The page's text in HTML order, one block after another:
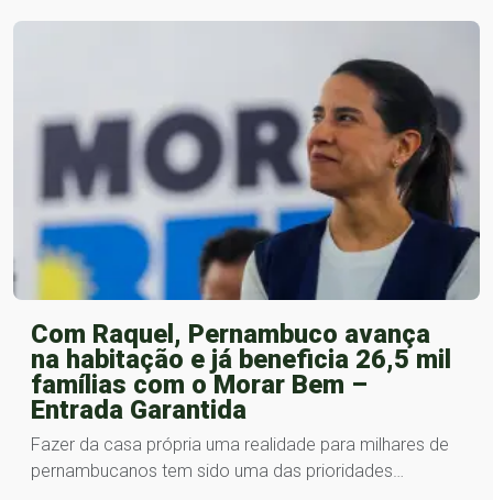
Com Raquel, Pernambuco avança
na habitação e já beneficia 26,5 mil
famílias com o Morar Bem –
Entrada Garantida
Fazer da casa própria uma realidade para milhares de
pernambucanos tem sido uma das prioridades…